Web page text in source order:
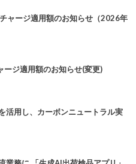
ャージ適用額のお知らせ（2026年
ジ適用額のお知らせ(変更)
活用し、カーボンニュートラル実